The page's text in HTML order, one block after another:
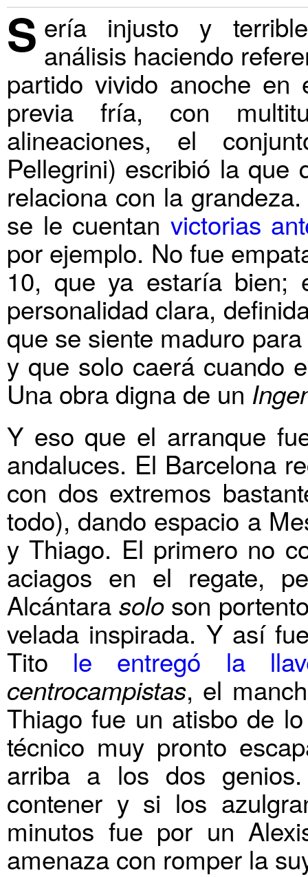
S ería injusto y
análisis haciendo
partido vivido anoche
previa fría, con
alineaciones, el
Pellegrini) escribió la
relaciona con la
se le cuentan victorias
por ejemplo. No fue
10, que ya estaría bien;
personalidad clara,
que se siente maduro
y que solo caerá cuando
Una obra digna de un
Y eso que el arranque
andaluces. El Barcelona
con dos extremos
todo), dando espacio a
y Thiago. El primero no
aciagos en el regate,
Alcántara soloson
velada inspirada. Y así
Tito le entregó la
centrocampistas, el
Thiago fue un atisbo de
técnico muy pronto
arriba a los dos
contener y si los
minutos fue por un
amenaza con romper la